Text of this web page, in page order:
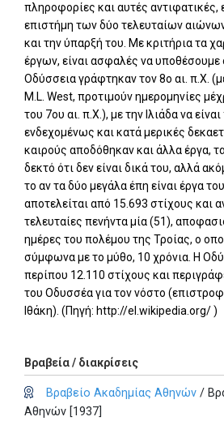
πληροφορίες και αυτές αντιφατικές,
επιστήμη των δύο τελευταίων
και την ύπαρξή του. Με κριτήρια τα
έργων, είναι ασφαλές να υποθέσουμε
Οδύσσεια γράφτηκαν τον 8ο αι. π.Χ.
M.L. West, προτιμούν ημερομηνίες
του 7ου αι. π.Χ.), με την Ιλιάδα να
ενδεχομένως και κατά μερικές
καιρούς αποδόθηκαν και άλλα έργα,
δεκτό ότι δεν είναι δικά του, αλλά
το αν τα δύο μεγάλα έπη είναι έργα
αποτελείται από 15.693 στίχους και
τελευταίες πενήντα μία (51),
ημέρες του πολέμου της Τροίας, ο
σύμφωνα με το μύθο, 10 χρόνια. Η
περίπου 12.110 στίχους και
του Οδυσσέα για τον νόστο
Ιθάκη). (Πηγή: http://el.wikipedia.org/ )
Βραβεία / διακρίσεις
Βραβείο Ακαδημίας Αθηνών /
Αθηνών [1937]